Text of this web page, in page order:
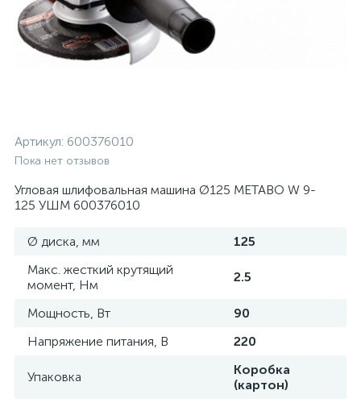
Артикул: 600376010
Пока нет отзывов
Угловая шлифовальная машина Ø125 METABO W 9-
125 УШМ 600376010
Ø диска, мм
125
Макс. жесткий крутящий
момент, Нм
2.5
Мощность, Вт
90
Напряжение питания, В
220
Упаковка
Коробка
(картон)